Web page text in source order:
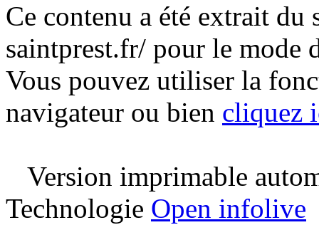
Ce contenu a été extrait
saintprest.fr/ pour le mode
Vous pouvez utiliser la
navigateur ou bien cliquez
Version imprimable
Technologie Open infolive